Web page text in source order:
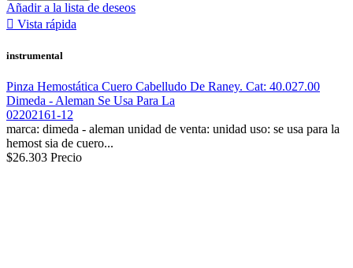
Añadir a la lista de deseos
 Vista rápida
instrumental
Pinza Hemostática Cuero Cabelludo De Raney. Cat: 40.027.00
Dimeda - Aleman Se Usa Para La
02202161-12
marca: dimeda - aleman unidad de venta: unidad uso: se usa para la
hemost sia de cuero...
$26.303 Precio